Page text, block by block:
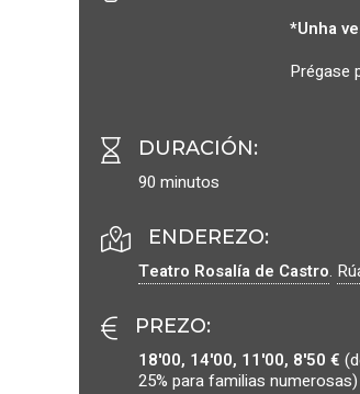
*Unha
Prégase
DURACIÓN:
90 minutos
ENDEREZO:
Teatro Rosalía de Castro.
PREZO:
18'00, 14'00, 11'00, 8'50 €
25% para familias numerosas)